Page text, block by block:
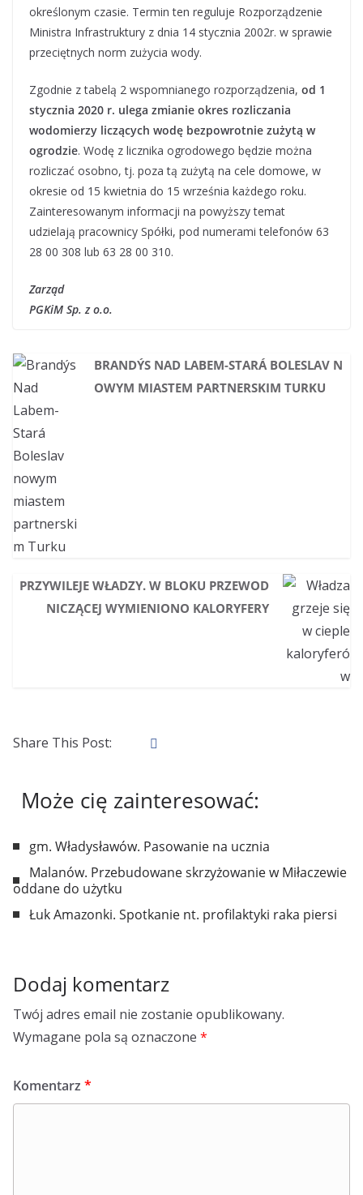
określonym czasie. Termin ten reguluje Rozporządzenie
Ministra Infrastruktury z dnia 14 stycznia 2002r. w sprawie
przeciętnych norm zużycia wody.
Zgodnie z tabelą 2 wspomnianego rozporządzenia, od 1
stycznia 2020 r. ulega zmianie okres rozliczania
wodomierzy liczących wodę bezpowrotnie zużytą w
ogrodzie. Wodę z licznika ogrodowego będzie można
rozliczać osobno, tj. poza tą zużytą na cele domowe, w
okresie od 15 kwietnia do 15 września każdego roku.
Zainteresowanym informacji na powyższy temat
udzielają pracownicy Spółki, pod numerami telefonów 63
28 00 308 lub 63 28 00 310.
Zarząd
PGKiM Sp. z o.o.
BRANDÝS NAD LABEM-STARÁ BOLESLAV N
OWYM MIASTEM PARTNERSKIM TURKU
PRZYWILEJE WŁADZY. W BLOKU PRZEWOD
NICZĄCEJ WYMIENIONO KALORYFERY
Share This Post:
Może cię zainteresować:
gm. Władysławów. Pasowanie na ucznia
Malanów. Przebudowane skrzyżowanie w Miłaczewie
oddane do użytku
Łuk Amazonki. Spotkanie nt. profilaktyki raka piersi
Dodaj komentarz
Twój adres email nie zostanie opublikowany.
Wymagane pola są oznaczone *
Komentarz *